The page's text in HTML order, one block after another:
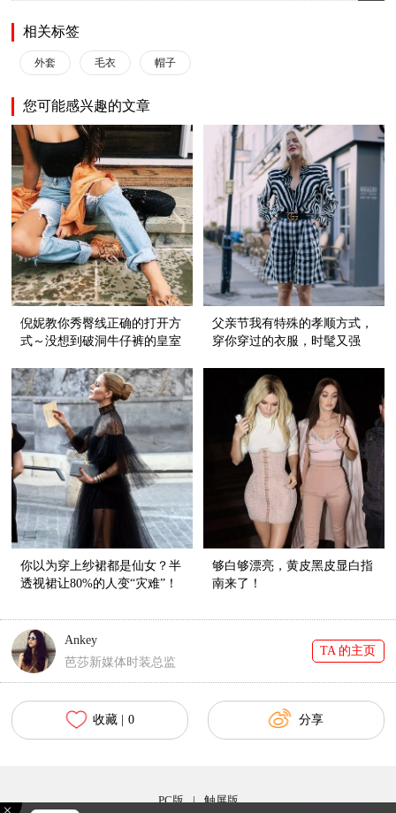
相关标签
外套 毛衣 帽子
您可能感兴趣的文章
倪妮教你秀臀线正确的打开方
式～没想到破洞牛仔裤的皇室
父亲节我有特殊的孝顺方式，
穿你穿过的衣服，时髦又强
你以为穿上纱裙都是仙女？半
透视裙让80%的人变“灾难”！
够白够漂亮，黄皮黑皮显白指
南来了！
Ankey
芭莎新媒体时装总监
TA 的主页
收藏 | 0 分享
PC版 | 触屏版